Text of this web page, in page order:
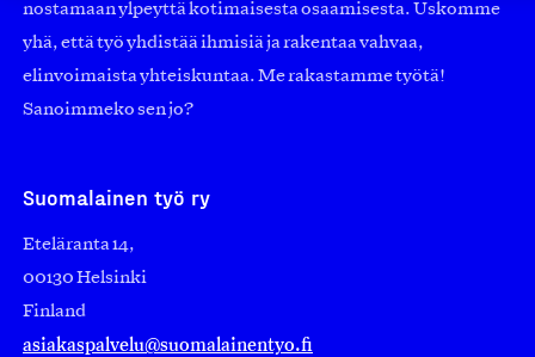
nostamaan ylpeyttä kotimaisesta osaamisesta. Uskomme
yhä, että työ yhdistää ihmisiä ja rakentaa vahvaa,
elinvoimaista yhteiskuntaa. Me rakastamme työtä!
Sanoimmeko sen jo?
Suomalainen työ ry
Eteläranta 14,
00130 Helsinki
Finland
asiakaspalvelu@suomalainentyo.fi